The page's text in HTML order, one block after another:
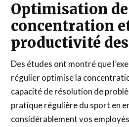
Optimisation
concentration
productivité
Des études ont montré que
régulier optimise la
capacité de résolution de
pratique régulière du sport en
considérablement vos